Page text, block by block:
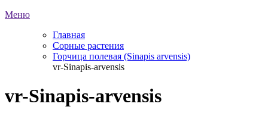
Меню
Главная
Сорные растения
Горчица полевая (Sinapis arvensis)
vr-Sinapis-arvensis
vr-Sinapis-arvensis